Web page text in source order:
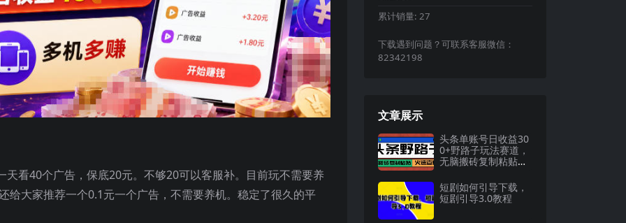
看40个广告，保底20元。不够20可以客服补。目前玩不需要养
给大家推荐一个0.1元一个广告，不需要养机。稳定了很久的平
累计销量: 27
下载遇到问题？可联系客服微信：
82342198
文章展示
头条单账号日收益30
0+野路子玩法赛道，
无脑搬砖复制粘贴，
短剧如何引导下载，
短剧引导3.0教程